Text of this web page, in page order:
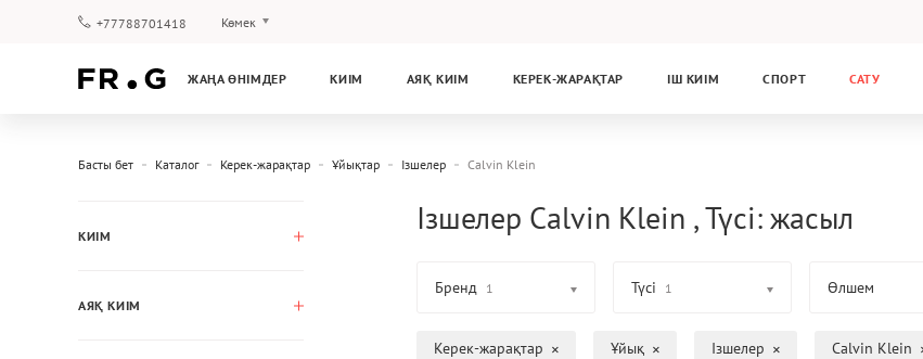
+77788701418 Көмек
Кепілдік
ЖАҢА ӨНІМДЕР КИІМ АЯҚ КИІМ КЕРЕК-ЖАРАҚТАР ІШ КИІМ СПОРТ САТУ
Басты бет Каталог Керек-жарақтар Ұйықтар Ізшелер Calvin Klein
КИІМ
АЯҚ КИІМ
Ізшелер Calvin Klein , Түсі: жасыл
Бренд 1 Түсі 1 Өлшем
Керек-жарақтар Ұйық Ізшелер Calvin Klein